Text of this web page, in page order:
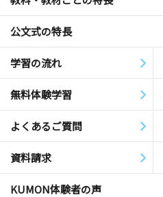
公文式の特長
学習の流れ
無料体験学習
よくあるご質問
資料請求
KUMON体験者の声